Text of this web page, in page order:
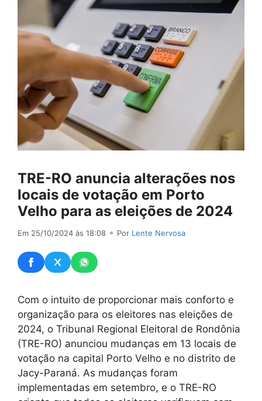
TRE-RO anuncia alterações nos
locais de votação em Porto
Velho para as eleições de 2024
Em 25/10/2024 às 18:08 ⚬ Por Lente Nervosa
Com o intuito de proporcionar mais conforto e
organização para os eleitores nas eleições de
2024, o Tribunal Regional Eleitoral de Rondônia
(TRE-RO) anunciou mudanças em 13 locais de
votação na capital Porto Velho e no distrito de
Jacy-Paraná. As mudanças foram
implementadas em setembro, e o TRE-RO